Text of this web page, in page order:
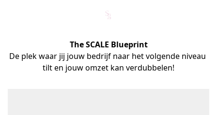
The SCALE Blueprint
De plek waar jij jouw bedrijf naar het volgende niveau
tilt en jouw omzet kan verdubbelen!